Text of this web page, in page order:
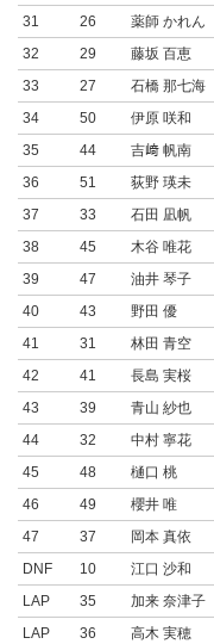
31
26 薬師 かれん
32
29 藤坂 百恵
33
27 石橋 那七海
34
50 伊原 咲和
35
44 吉﨑 帆南
36
51 荻野 瑛未
37
33 石田 凪帆
38
45 木谷 唯花
39
47 油井 琴子
40
43 野田 優
41
31 林田 青空
42
41 長島 実桜
43
39 青山 紗也
44
32 中村 寧花
45
48 樋口 桃
46
49 櫻井 唯
47
37 岡本 真依
DNF
10 江口 沙和
LAP
35 加来 奈津子
LAP
36 高木 実穂